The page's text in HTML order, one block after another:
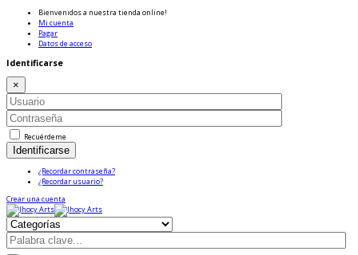
Bienvenidos a nuestra tienda online!
Mi cuenta
Pagar
Datos de acceso
Identificarse
×
Recuérdeme
Identificarse
¿Recordar contraseña?
¿Recordar usuario?
Crear una cuenta